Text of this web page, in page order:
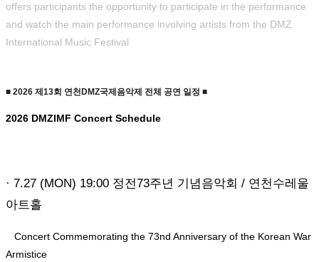
offers participants the opportunity to participate in the performance
and watch the main performance involving artists from the DMZ
International Music Festival
■ 2026 제13회 연천DMZ국제음악제 전체 공연 일정 ■
2026 DMZIMF Concert Schedule
· 7.27 (MON) 19:00 정전73주년 기념음악회 / 연천수레울
아트홀
Concert Commemorating the 73nd Anniversary of the Korean War
Armistice